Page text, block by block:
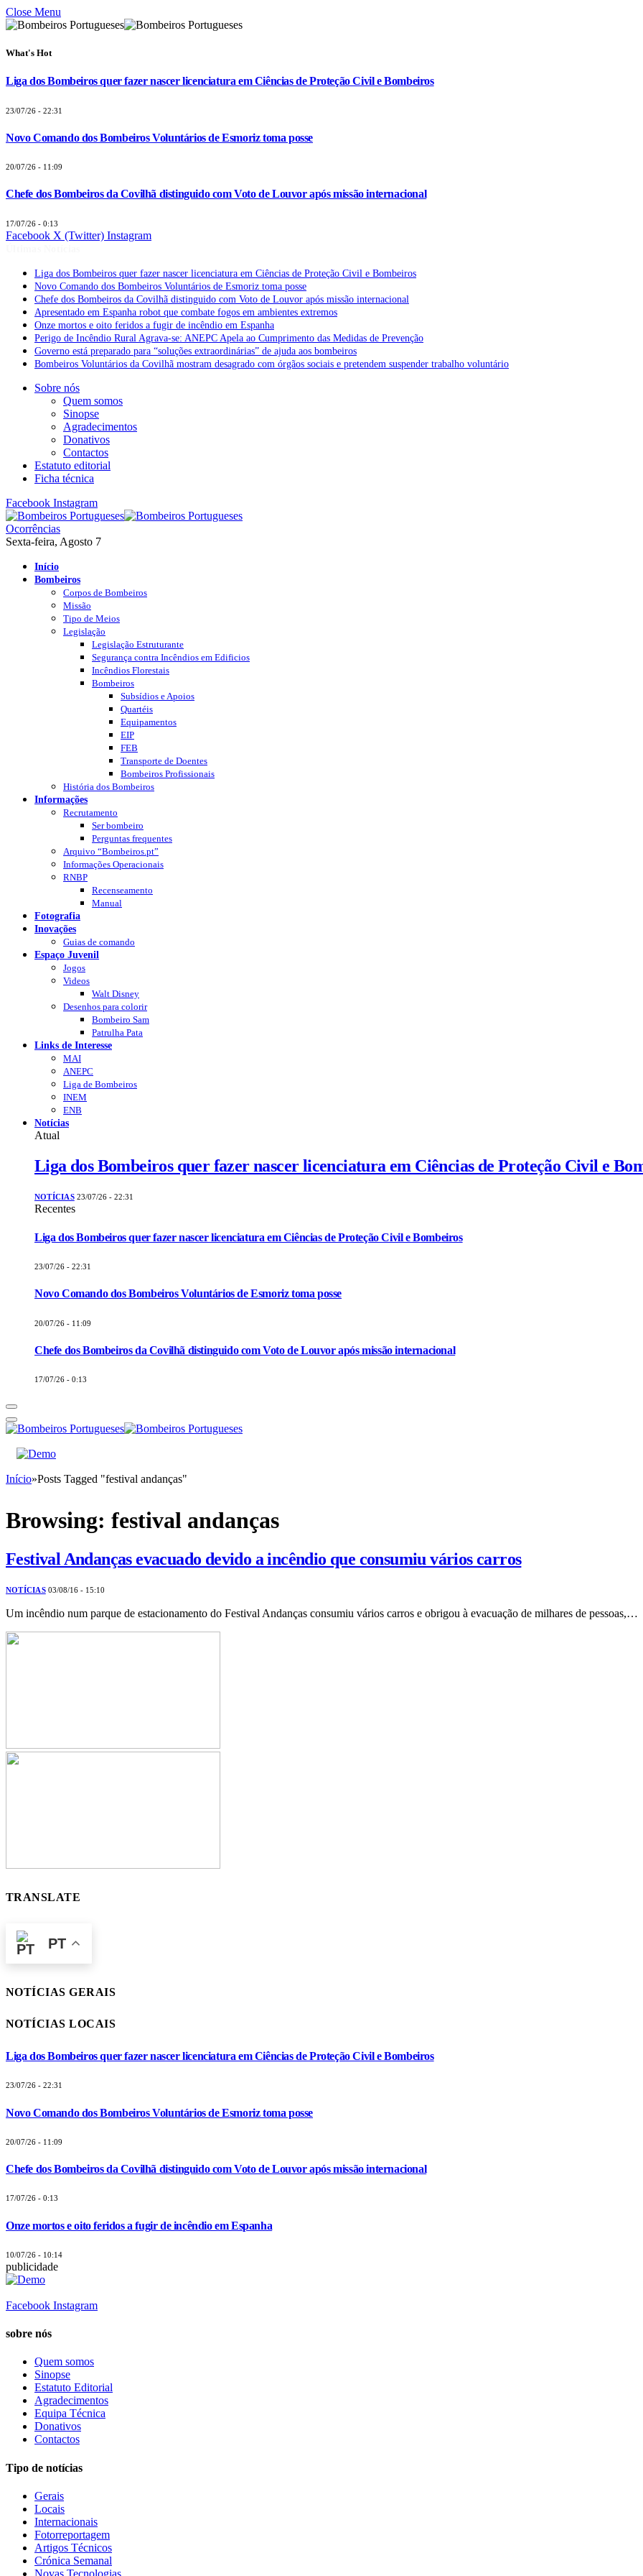
Close Menu
What's Hot
Liga dos Bombeiros quer fazer nascer licenciatura em Ciências de Proteção Civil e Bombeiros
23/07/26 - 22:31
Novo Comando dos Bombeiros Voluntários de Esmoriz toma posse
20/07/26 - 11:09
Chefe dos Bombeiros da Covilhã distinguido com Voto de Louvor após missão internacional
17/07/26 - 0:13
Facebook X (Twitter) Instagram
Liga dos Bombeiros quer fazer nascer licenciatura em Ciências de Proteção Civil e Bombeiros
Novo Comando dos Bombeiros Voluntários de Esmoriz toma posse
Chefe dos Bombeiros da Covilhã distinguido com Voto de Louvor após missão internacional
Apresentado em Espanha robot que combate fogos em ambientes extremos
Onze mortos e oito feridos a fugir de incêndio em Espanha
Perigo de Incêndio Rural Agrava-se: ANEPC Apela ao Cumprimento das Medidas de Prevenção
Governo está preparado para “soluções extraordinárias” de ajuda aos bombeiros
Bombeiros Voluntários da Covilhã mostram desagrado com órgãos sociais e pretendem suspender trabalho voluntário
Sobre nós
Quem somos
Sinopse
Agradecimentos
Donativos
Contactos
Estatuto editorial
Ficha técnica
Facebook Instagram
Ocorrências
Sexta-feira, Agosto 7
Início
Bombeiros
Corpos de Bombeiros
Missão
Tipo de Meios
Legislação
Legislação Estruturante
Segurança contra Incêndios em Edificios
Incêndios Florestais
Bombeiros
Subsídios e Apoios
Quartéis
Equipamentos
EIP
FEB
Transporte de Doentes
Bombeiros Profissionais
História dos Bombeiros
Informações
Recrutamento
Ser bombeiro
Perguntas frequentes
Arquivo “Bombeiros.pt”
Informações Operacionais
RNBP
Recenseamento
Manual
Fotografia
Inovações
Guias de comando
Espaço Juvenil
Jogos
Videos
Walt Disney
Desenhos para colorir
Bombeiro Sam
Patrulha Pata
Links de Interesse
MAI
ANEPC
Liga de Bombeiros
INEM
ENB
Notícias
Atual
Liga dos Bombeiros quer fazer nascer licenciatura em Ciências de Proteção Civil e
NOTÍCIAS 23/07/26 - 22:31
Recentes
Liga dos Bombeiros quer fazer nascer licenciatura em Ciências de Proteção Civil e Bombeiros
23/07/26 - 22:31
Novo Comando dos Bombeiros Voluntários de Esmoriz toma posse
20/07/26 - 11:09
Chefe dos Bombeiros da Covilhã distinguido com Voto de Louvor após missão internacional
17/07/26 - 0:13
Início»Posts Tagged "festival andanças"
Browsing: festival andanças
Festival Andanças evacuado devido a incêndio que consumiu vários carros
NOTÍCIAS 03/08/16 - 15:10
Um incêndio num parque de estacionamento do Festival Andanças consumiu vários carros e obrigou à evacuação de milhares de pessoas,…
TRANSLATE
PT
NOTÍCIAS GERAIS
NOTÍCIAS LOCAIS
Liga dos Bombeiros quer fazer nascer licenciatura em Ciências de Proteção Civil e Bombeiros
23/07/26 - 22:31
Novo Comando dos Bombeiros Voluntários de Esmoriz toma posse
20/07/26 - 11:09
Chefe dos Bombeiros da Covilhã distinguido com Voto de Louvor após missão internacional
17/07/26 - 0:13
Onze mortos e oito feridos a fugir de incêndio em Espanha
10/07/26 - 10:14
publicidade
Facebook Instagram
sobre nós
Quem somos
Sinopse
Estatuto Editorial
Agradecimentos
Equipa Técnica
Donativos
Contactos
Tipo de notícias
Gerais
Locais
Internacionais
Fotorreportagem
Artigos Técnicos
Crónica Semanal
Novas Tecnologias